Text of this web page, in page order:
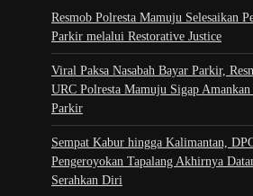
Resmob Polresta Mamuju Selesaikan
Parkir melalui Restorative Justice
Viral Paksa Nasabah Bayar Parkir,
URC Polresta Mamuju Sigap Amankan
Parkir
Sempat Kabur hingga Kalimantan,
Pengeroyokan Tapalang Akhirnya
Serahkan Diri